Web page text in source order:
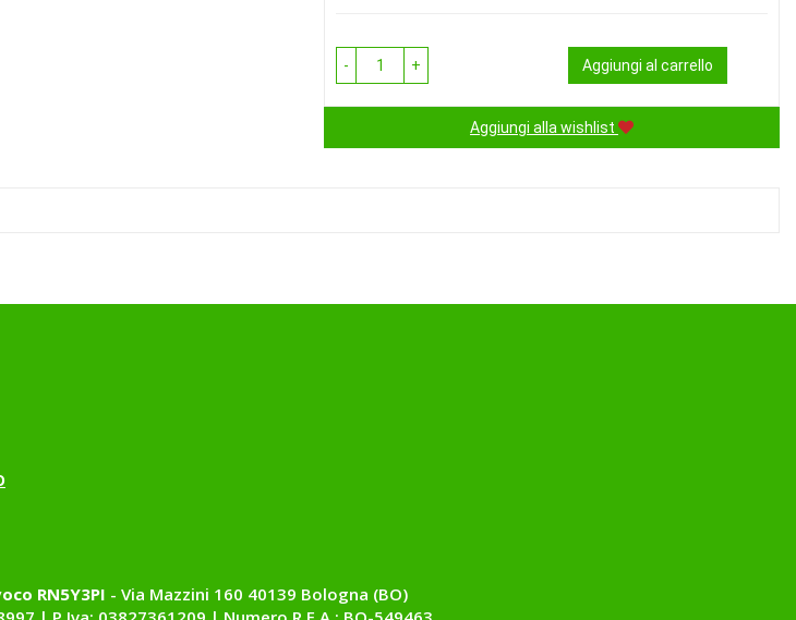
- + Aggiungi al carrello
Aggiungi alla wishlist
RN5Y3PI - Via Mazzini 160 40139 Bologna (BO)